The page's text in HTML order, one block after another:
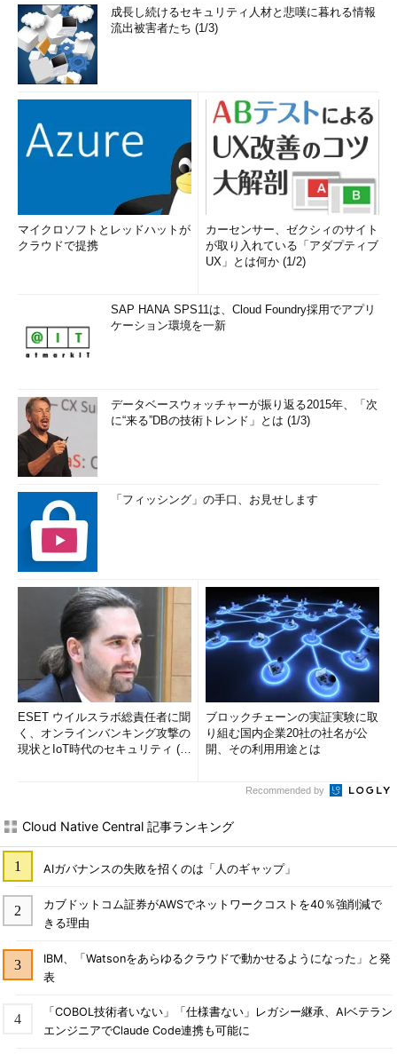
成長し続けるセキュリティ人材と悲嘆に暮れる情報
流出被害者たち (1/3)
マイクロソフトとレッドハットが
クラウドで提携
カーセンサー、ゼクシィのサイト
が取り入れている「アダプティブ
UX」とは何か (1/2)
SAP HANA SPS11は、Cloud Foundry採用でアプリ
ケーション環境を一新
データベースウォッチャーが振り返る2015年、「次
に“来る”DBの技術トレンド」とは (1/3)
「フィッシング」の手口、お見せします
ESET ウイルスラボ総責任者に聞
く、オンラインバンキング攻撃の
現状とIoT時代のセキュリティ (1/
ブロックチェーンの実証実験に取
り組む国内企業20社の社名が公
開、その利用用途とは
Recommended by
Cloud Native Central 記事ランキング
AIガバナンスの失敗を招くのは「人のギャップ」
カブドットコム証券がAWSでネットワークコストを40％強削減で
きる理由
IBM、「Watsonをあらゆるクラウドで動かせるようになった」と発
表
「COBOL技術者いない」「仕様書ない」レガシー継承、AIベテラン
エンジニアでClaude Code連携も可能に